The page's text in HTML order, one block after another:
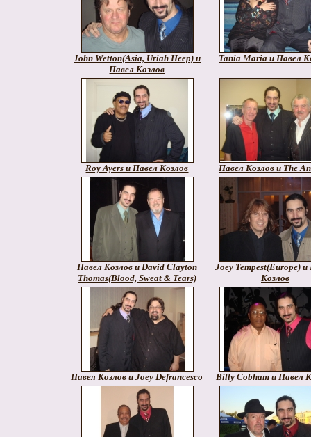
John Wetton(Asia, Uriah Heep) и
Павел Козлов
Tania Maria и Павел
Roy Ayers и Павел Козлов Павел Козлов и The
Павел Козлов и David Clayton
Thomas(Blood, Sweat & Tears)
Joey Tempest(Europe)
Козлов
Павел Козлов и Joey Defrancesco Billy Cobham и Павел